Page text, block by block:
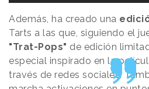
Además, ha creado una
Tarts a las que, siguiendo el
"Trat-Pops" de edición
especial inspirado en la
través de redes sociales.